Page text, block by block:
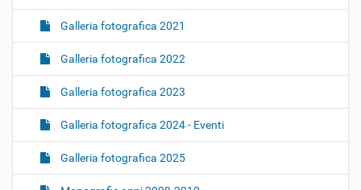
Galleria fotografica 2021
Galleria fotografica 2022
Galleria fotografica 2023
Galleria fotografica 2024 - Eventi
Galleria fotografica 2025